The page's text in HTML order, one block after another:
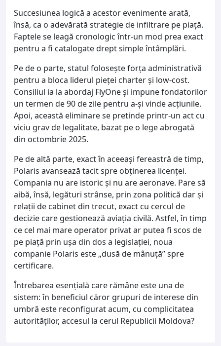
Succesiunea logică a acestor evenimente arată,
însă, ca o adevărată strategie de infiltrare pe piață.
Faptele se leagă cronologic într-un mod prea exact
pentru a fi catalogate drept simple întâmplări.
Pe de o parte, statul folosește forța administrativă
pentru a bloca liderul pieței charter și low-cost.
Consiliul ia la abordaj FlyOne și impune fondatorilor
un termen de 90 de zile pentru a-și vinde acțiunile.
Apoi, această eliminare se pretinde printr-un act cu
viciu grav de legalitate, bazat pe o lege abrogată
din octombrie 2025.
Pe de altă parte, exact în aceeași fereastră de timp,
Polaris avansează tacit spre obținerea licenței.
Compania nu are istoric și nu are aeronave. Pare să
aibă, însă, legături strânse, prin zona politică dar și
relații de cabinet din trecut, exact cu cercul de
decizie care gestionează aviația civilă. Astfel, în timp
ce cel mai mare operator privat ar putea fi scos de
pe piață prin ușa din dos a legislației, noua
companie Polaris este „dusă de mânuță” spre
certificare.
Întrebarea esențială care rămâne este una de
sistem: în beneficiul căror grupuri de interese din
umbră este reconfigurat acum, cu complicitatea
autorităților, accesul la cerul Republicii Moldova?